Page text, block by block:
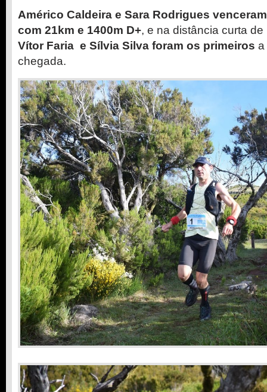
Américo Caldeira e Sara Rodrigues
com 21km e 1400m D+, e na distância curta de
Vítor Faria e Sílvia Silva foram os primeiros a
chegada.